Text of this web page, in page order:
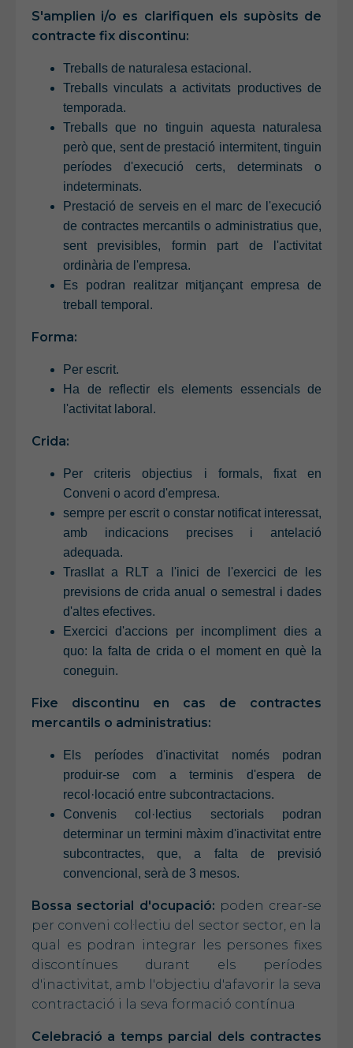
S'amplien i/o es clarifiquen els supòsits de
contracte fix discontinu:
Treballs de naturalesa estacional.
Treballs vinculats a activitats productives de
temporada.
Treballs que no tinguin aquesta naturalesa
però que, sent de prestació intermitent, tinguin
períodes d'execució certs, determinats o
indeterminats.
Prestació de serveis en el marc de l'execució
de contractes mercantils o administratius que,
sent previsibles, formin part de l'activitat
ordinària de l'empresa.
Es podran realitzar mitjançant empresa de
treball temporal.
Forma:
Per escrit.
Ha de reflectir els elements essencials de
l'activitat laboral.
Crida:
Per criteris objectius i formals, fixat en
Conveni o acord d'empresa.
sempre per escrit o constar notificat interessat,
amb indicacions precises i antelació
adequada.
Trasllat a RLT a l'inici de l'exercici de les
previsions de crida anual o semestral i dades
d'altes efectives.
Exercici d'accions per incompliment dies a
quo: la falta de crida o el moment en què la
coneguin.
Fixe discontinu en cas de contractes
mercantils o administratius:
Els períodes d'inactivitat només podran
produir-se com a terminis d'espera de
recol·locació entre subcontractacions.
Convenis col·lectius sectorials podran
determinar un termini màxim d'inactivitat entre
subcontractes, que, a falta de previsió
convencional, serà de 3 mesos.
Bossa sectorial d'ocupació: poden crear-se
per conveni col·lectiu del sector sector, en la
qual es podran integrar les persones fixes
discontínues durant els períodes
d'inactivitat, amb l'objectiu d'afavorir la seva
contractació i la seva formació contínua
Celebració a temps parcial dels contractes